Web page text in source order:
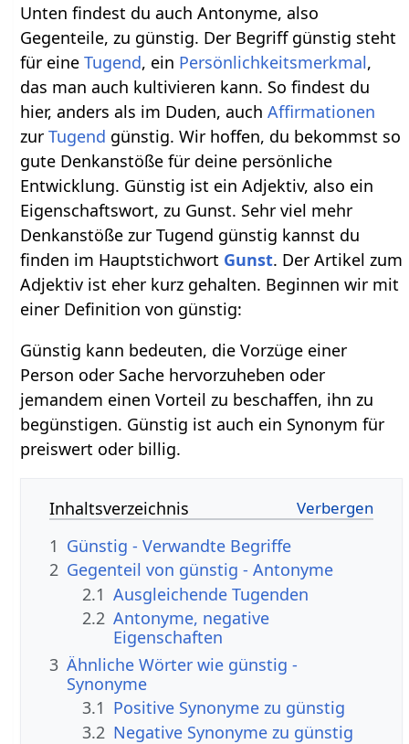
Unten findest du auch Antonyme, also
Gegenteile, zu günstig. Der Begriff günstig steht
für eineTugend, ein Persönlichkeitsmerkmal,
das man auch kultivieren kann. So findest du
hier, anders als im Duden, auchAffirmationen
zurTugend günstig. Wir hoffen, du bekommst so
gute Denkanstöße für deine persönliche
Entwicklung. Günstig ist ein Adjektiv, also ein
Eigenschaftswort, zu Gunst. Sehr viel mehr
Denkanstöße zur Tugend günstig kannst du
finden im Hauptstichwort Gunst. Der Artikel zum
Adjektiv ist eher kurz gehalten. Beginnen wir mit
einer Definition von günstig:
Günstig kann bedeuten, die Vorzüge einer
Person oder Sache hervorzuheben oder
jemandem einen Vorteil zu beschaffen, ihn zu
begünstigen. Günstig ist auch ein Synonym für
preiswert oder billig.
Inhaltsverzeichnis
1 Günstig - Verwandte Begriffe
2 Gegenteil von günstig - Antonyme
2.1 Ausgleichende Tugenden
2.2 Antonyme, negative
Eigenschaften
3 Ähnliche Wörter wie günstig -
Synonyme
3.1 Positive Synonyme zu günstig
3.2 Negative Synonyme zu günstig